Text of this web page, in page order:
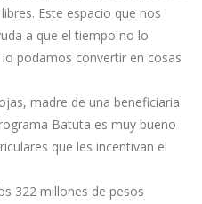
Este espacio que nos
a que el tiempo no lo
podamos convertir en cosas
madre de una beneficiaria
Batuta es muy bueno
que les incentivan el
322 millones de pesos